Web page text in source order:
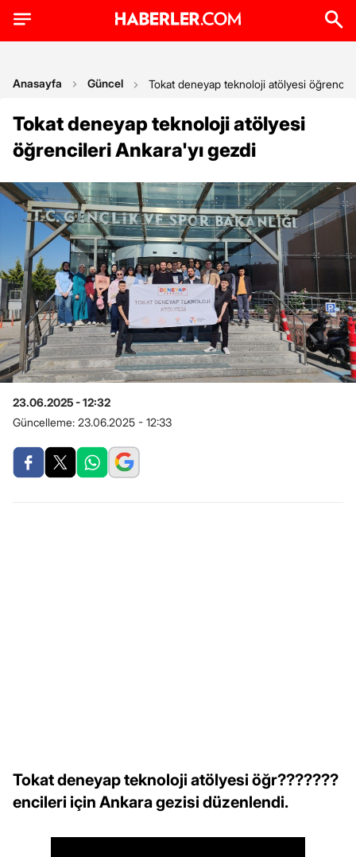
Anasayfa Güncel Tokat deneyap teknoloji atölyesi
Tokat deneyap teknoloji atölyesi
öğrencileri Ankara'yı gezdi
23.06.2025 - 12:32
Güncelleme: 23.06.2025 - 12:33
Tokat deneyap teknoloji atölyesi öğr???????
encileri için Ankara gezisi düzenlendi.